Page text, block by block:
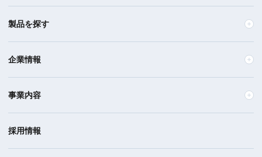
製品を探す
企業情報
事業内容
採用情報